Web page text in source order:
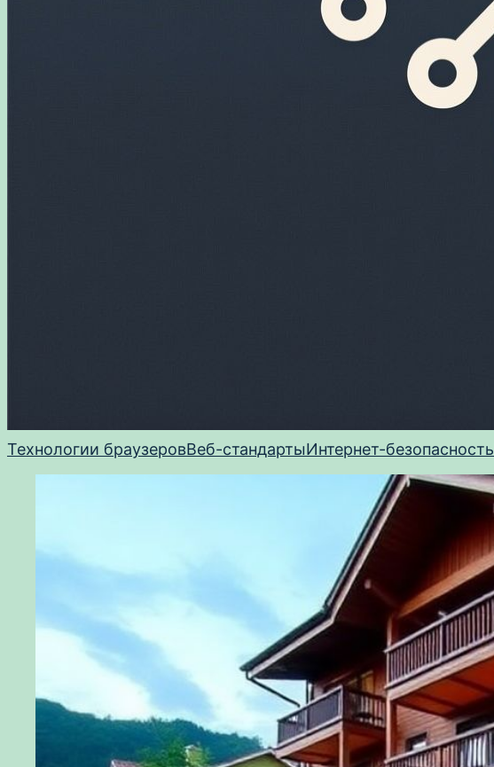
Технологии браузеровВеб-стандартыИнтернет-безопасность